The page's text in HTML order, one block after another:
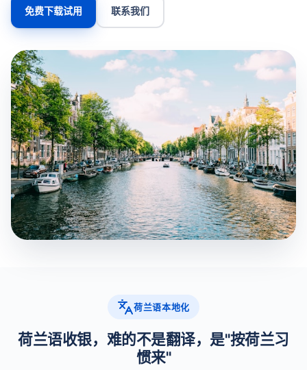
免费下载试用 联系我们
荷兰语本地化
荷兰语收银，难的不是翻译，是"按荷兰习
惯来"